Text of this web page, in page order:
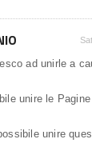
ad unirle a
unire le Pagine
unire